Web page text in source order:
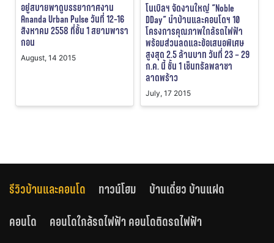
อยู่สบายพาดูบรรยากาศงาน
Ananda Urban Pulse วันที่ 12-16
สิงหาคม 2558 ที่ชั้น 1 สยามพารา
กอน
August, 14 2015
โนเบิลฯ จัดงานใหญ่ “Noble
DDay” นำบ้านและคอนโดฯ 10
โครงการคุณภาพใกล้รถไฟฟ้า
พร้อมส่วนลดและข้อเสนอพิเศษ
สูงสุด 2.5 ล้านบาท วันที่ 23 – 29
ก.ค. นี้ ชั้น 1 เซ็นทรัลพลาซา
ลาดพร้าว
July, 17 2015
รีวิวบ้านและคอนโด ทาวน์โฮม
บ้านเดี่ยว บ้านแฝด
คอนโด
คอนโดใกล้รถไฟฟ้า คอนโดติดรถไฟฟ้า